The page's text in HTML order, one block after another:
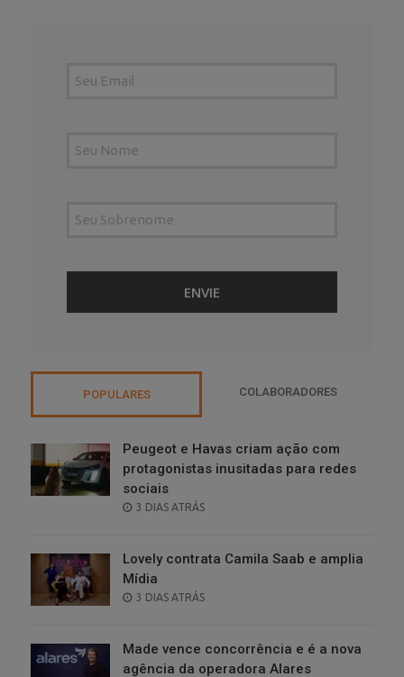
POPULARES COLABORADORES
Peugeot e Havas criam ação com
protagonistas inusitadas para redes
sociais
POSTED
3 DIAS ATRÁS
Lovely contrata Camila Saab e amplia
Mídia
POSTED
3 DIAS ATRÁS
Made vence concorrência e é a nova
agência da operadora Alares